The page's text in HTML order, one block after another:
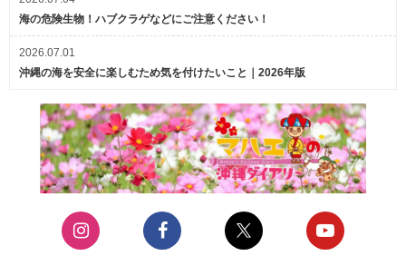
海の危険生物！ハブクラゲなどにご注意ください！
2026.07.01
沖縄の海を安全に楽しむため気を付けたいこと｜2026年版